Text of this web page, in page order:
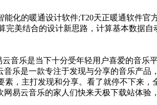
化的暖通设计软件;T20天正暖通软件
美结合的设计新思路，计算基本数据自
音乐是当下十分受年轻用户喜爱的音乐
乐是一款专注于发现与分享的音乐产品
，主打发现和分享。看了就停不下来
易云音乐的家人们快来天极下载站体验